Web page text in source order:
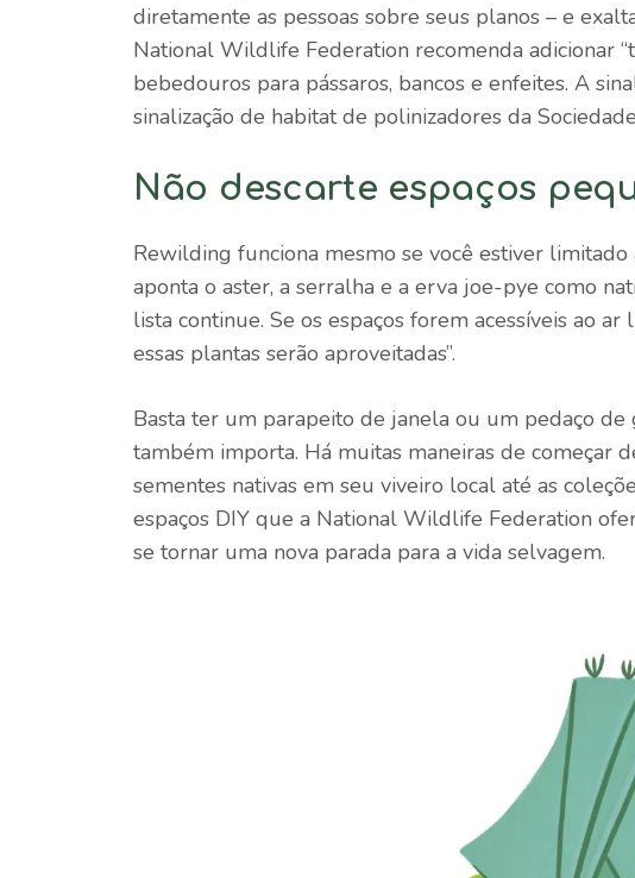
diretamente as pessoas sobre seus planos – e
National Wildlife Federation recomenda adicionar
bebedouros para pássaros, bancos e enfeites. A
sinalização de habitat de polinizadores da
Não descarte espaços
Rewilding funciona mesmo se você estiver
aponta o aster, a serralha e a erva joe-pye como
lista continue. Se os espaços forem acessíveis ao
essas plantas serão aproveitadas”.
Basta ter um parapeito de janela ou um pedaço
também importa. Há muitas maneiras de começar
sementes nativas em seu viveiro local até as
espaços DIY que a National Wildlife Federation
se tornar uma nova parada para a vida selvagem.